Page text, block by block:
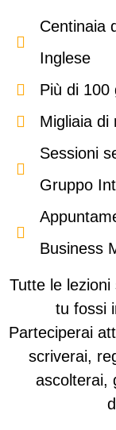
Centinaia
Inglese
Più di 100
Migliaia di
Sessioni
Gruppo
Business
Tutte le
tu fossi
Parteciperai
scriverai,
ascolterai,